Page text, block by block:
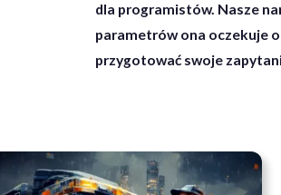
dla programistów. Nasze
parametrów ona oczekuje
przygotować swoje